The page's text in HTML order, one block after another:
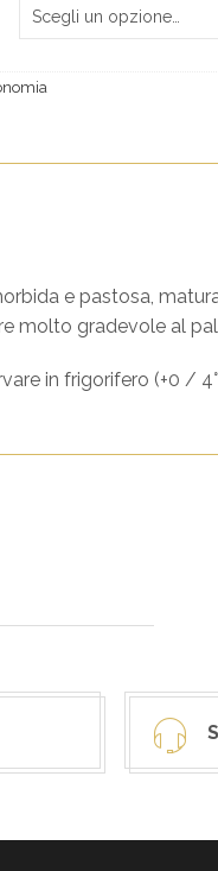
e pastosa,
molto gradevole al
in frigorifero (+0 /